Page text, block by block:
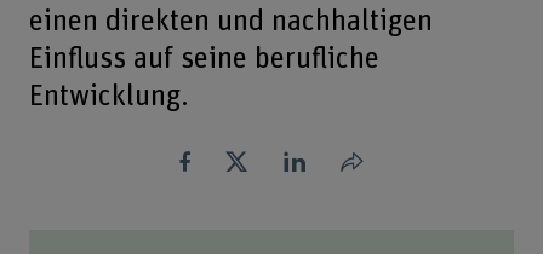
einen direkten und nachhaltigen
Einfluss auf seine berufliche
Entwicklung.
Teilen